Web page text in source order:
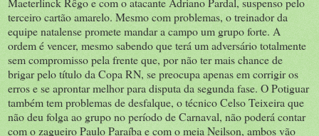
terceiro cartão amarelo. Mesmo com problemas, o treinador da
equipe natalense promete mandar a campo um grupo forte. A
ordem é vencer, mesmo sabendo que terá um adversário totalmente
sem compromisso pela frente que, por não ter mais chance de
brigar pelo título da Copa RN, se preocupa apenas em corrigir os
erros e se aprontar melhor para disputa da segunda fase. O Potiguar
também tem problemas de desfalque, o técnico Celso Teixeira que
não deu folga ao grupo no período de Carnaval, não poderá contar
com o zagueiro Paulo Paraíba e com o meia Neilson, ambos vão